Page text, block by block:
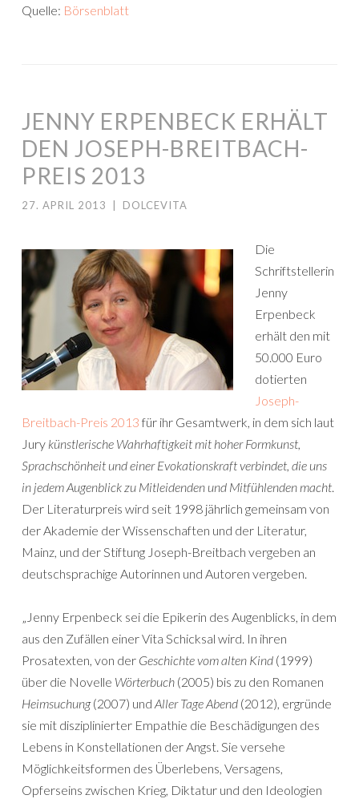
Quelle: Börsenblatt
JENNY ERPENBECK ERHÄLT
DEN JOSEPH-BREITBACH-
PREIS 2013
27. APRIL 2013 DOLCEVITA
Die
Schriftstellerin
Jenny
Erpenbeck
erhält den mit
50.000 Euro
dotierten
Joseph-
Breitbach-Preis 2013 für ihr Gesamtwerk, in dem sich laut
Jury künstlerische Wahrhaftigkeit mit hoher Formkunst,
Sprachschönheit und einer Evokationskraft verbindet, die uns
in jedem Augenblick zu Mitleidenden und Mitfühlenden macht.
Der Literaturpreis wird seit 1998 jährlich gemeinsam von
der Akademie der Wissenschaften und der Literatur,
Mainz, und der Stiftung Joseph-Breitbach vergeben an
deutschsprachige Autorinnen und Autoren vergeben.
„Jenny Erpenbeck sei die Epikerin des Augenblicks, in dem
aus den Zufällen einer Vita Schicksal wird. In ihren
Prosatexten, von der Geschichte vom alten Kind (1999)
über die Novelle Wörterbuch (2005) bis zu den Romanen
Heimsuchung(2007) und Aller Tage Abend (2012), ergründe
sie mit disziplinierter Empathie die Beschädigungen des
Lebens in Konstellationen der Angst. Sie versehe
Möglichkeitsformen des Überlebens, Versagens,
Opferseins zwischen Krieg, Diktatur und den Ideologien